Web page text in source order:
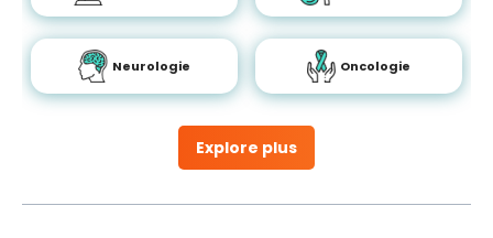
Explore plus
Neurologie Oncologie